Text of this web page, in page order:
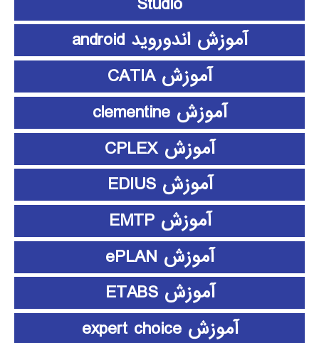
آموزش اندوروید android
آموزش CATIA
آموزش clementine
آموزش CPLEX
آموزش EDIUS
آموزش EMTP
آموزش ePLAN
آموزش ETABS
آموزش expert choice